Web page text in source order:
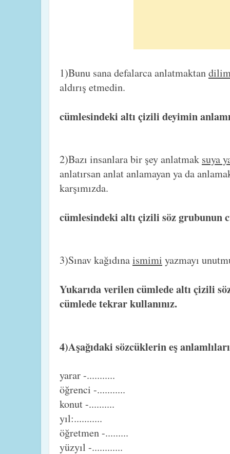
1)Bunu sana defalarca anlatmaktan
aldırış etmedin.
cümlesindeki altı çizili deyimin
2)Bazı insanlara bir şey anlatmak suya
anlatırsan anlat anlamayan ya da
karşımızda.
cümlesindeki altı çizili söz grubunun
3)Sınav kağıdınaismimi yazmayı
Yukarıda verilen cümlede altı çizili
cümlede tekrar kullanınız.
4)Aşağıdaki sözcüklerin eş
yarar -...........
öğrenci -...........
konut -..........
yıl:...........
öğretmen -.........
yüzyıl -............